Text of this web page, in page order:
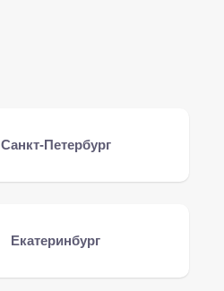
Санкт-Петербург
Екатеринбург